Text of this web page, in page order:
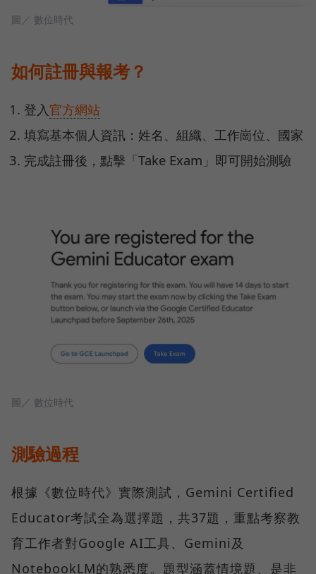
圖／ 數位時代
如何註冊與報考？
登入官方網站
填寫基本個人資訊：姓名、組織、工作崗位、國家
完成註冊後，點擊「Take Exam」即可開始測驗
圖／ 數位時代
測驗過程
根據《數位時代》實際測試，Gemini Certified
Educator考試全為選擇題，共37題，重點考察教
育工作者對Google AI工具、Gemini及
NotebookLM的熟悉度。題型涵蓋情境題、是非